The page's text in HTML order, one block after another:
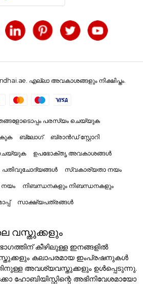
എല്ലാ അവകാശങ്ങളും നിക്ഷിപ്തം.
പരസ്യം ചെയ്യുക
ബ്ലോഗ് ബ്രാൻഡ് സ്റ്റോറി
ഉപഭോക്തൃ അവകാശങ്ങൾ
പതിവുചോദ്യങ്ങൾ സ്വകാര്യതാ നയം
നയം നിബന്ധനകളും നിബന്ധനകളും
സാക്ഷ്യപത്രങ്ങൾ
വസ്തുക്കളും
കീഴിലുള്ള ഇനങ്ങളിൽ
കലാപരമായ ഇംപ്രഷനുകൾ
അവശ്യവസ്തുക്കളും ഉൾപ്പെടുന്നു.
ഹോബിയിസ്റ്റിന്റെ അഭിനിവേശമായോ